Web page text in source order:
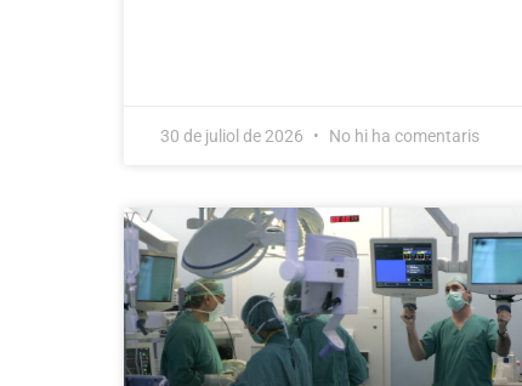
30 de juliol de 2026 No hi ha comentaris